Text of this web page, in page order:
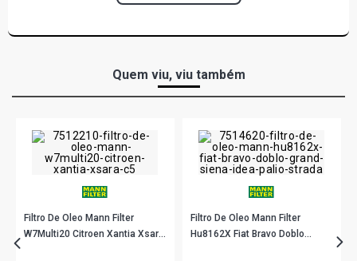
Quem viu, viu também
Filtro De Oleo Mann Filter
W7Multi20 Citroen Xantia Xsara
Filtro De Oleo Mann Filter
Hu8162X Fiat Bravo Doblo